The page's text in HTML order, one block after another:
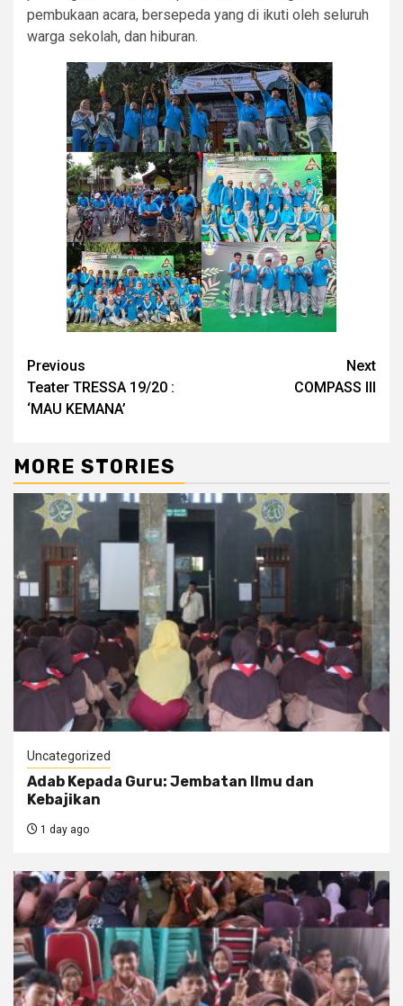
pembukaan acara, bersepeda yang di ikuti oleh seluruh
warga sekolah, dan hiburan.
Continue
Reading
Previous
Teater TRESSA 19/20 :
‘MAU KEMANA’
Next
COMPASS III
MORE STORIES
Uncategorized
Adab Kepada Guru: Jembatan Ilmu dan
Kebajikan
1 day ago